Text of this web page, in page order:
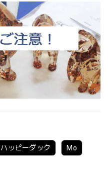
ハッピーダック Mo